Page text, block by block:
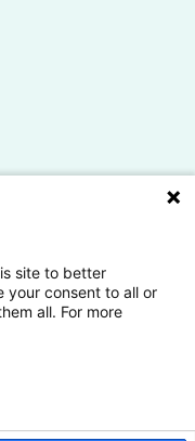
site to better
your consent to all or
all. For more